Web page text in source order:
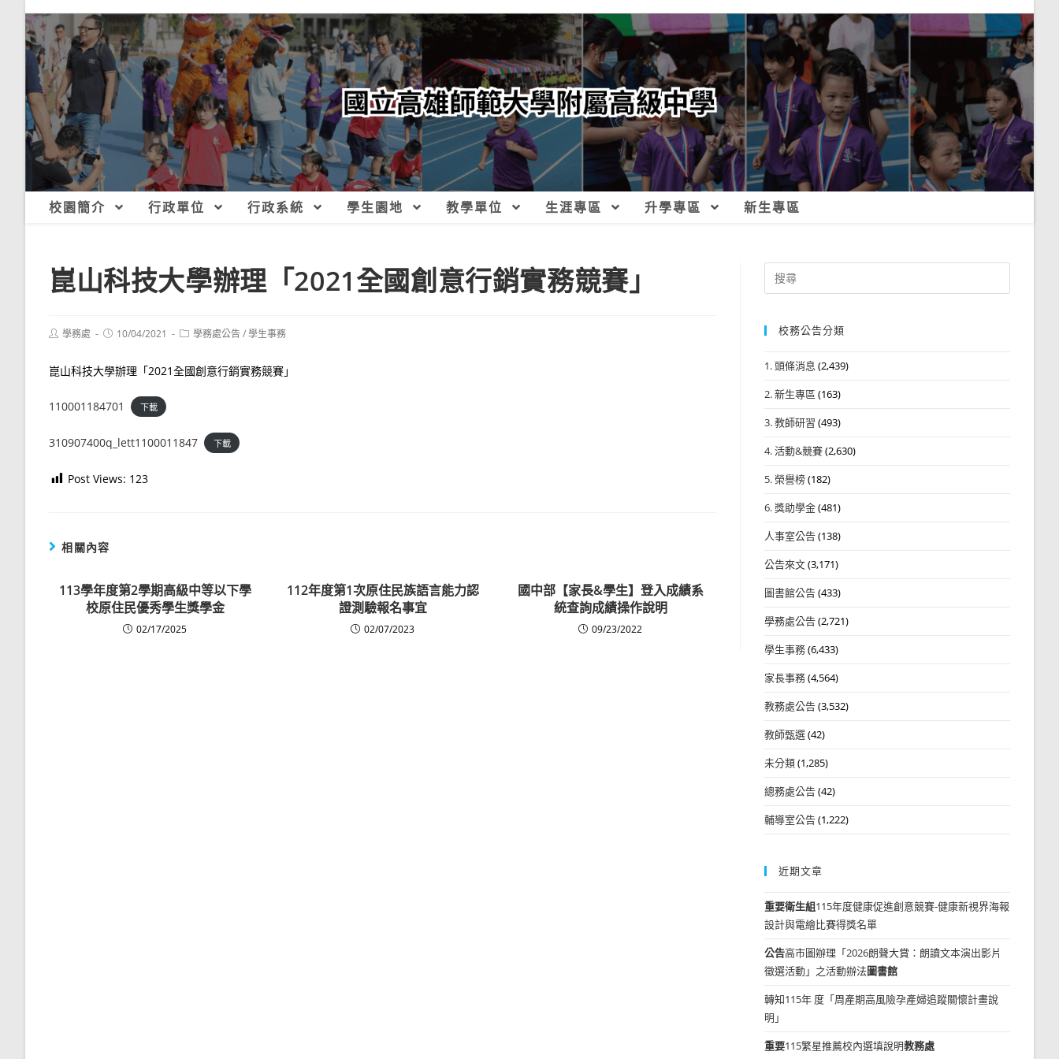
校園簡介 行政單位 行政系統 學生園地 教學單位 生涯專區 升學專區 新生專區
崑山科技大學辦理「2021全國創意行銷實務競賽」
Post學務處
Post10/04/2021
Post學務處公告/學生事務
崑山科技大學辦理「2021全國創意行銷實務競賽」
110001184701 下載
310907400q_lett1100011847 下載
Post Views: 123
相關內容
113學年度第2學期高級中等以下學
校原住民優秀學生獎學金
02/17/2025
112年度第1次原住民族語言能力認
證測驗報名事宜
02/07/2023
國中部【家長&學生】登入成績系
統查詢成績操作說明
09/23/2022
Search
for:
校務公告分類
1. 頭條消息 (2,439)
2. 新生專區 (163)
3. 教師研習 (493)
4. 活動&競賽(2,630)
5. 榮譽榜(182)
6. 獎助學金(481)
人事室公告(138)
公告來文(3,171)
圖書館公告(433)
學務處公告(2,721)
學生事務(6,433)
家長事務(4,564)
教務處公告(3,532)
教師甄選(42)
未分類(1,285)
總務處公告(42)
輔導室公告(1,222)
近期文章
重要衛生組115年度健康促進創意競賽-健康新視界海報
設計與電繪比賽得獎名單
公告高市圖辦理「2026朗聲大賞：朗讀文本演出影片
徵選活動」之活動辦法圖書館
轉知115年 度「周產期高風險孕產婦追蹤關懷計畫說
明」
重要115繁星推薦校內選填說明教務處